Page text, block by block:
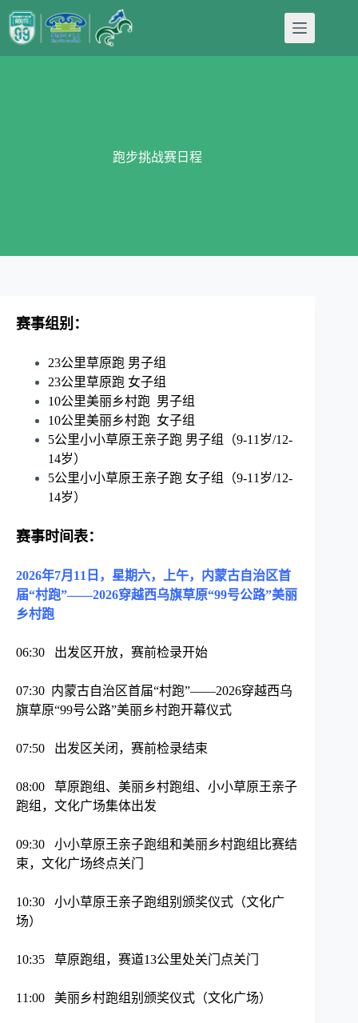
跳
至
跑步挑战赛日程
赛事组别：
23公里草原跑 男子组
23公里草原跑 女子组
10公里美丽乡村跑 男子组
10公里美丽乡村跑 女子组
5公里小小草原王亲子跑 男子组（9-11岁/12-
14岁）
5公里小小草原王亲子跑 女子组（9-11岁/12-
14岁）
赛事时间表：
2026年7月11日，星期六，上午，内蒙古自治区首
届“村跑”——2026穿越西乌旗草原“99号公路”美丽
乡村跑
06:30 出发区开放，赛前检录开始
07:30 内蒙古自治区首届“村跑”——2026穿越西乌
旗草原“99号公路”美丽乡村跑开幕仪式
07:50 出发区关闭，赛前检录结束
08:00 草原跑组、美丽乡村跑组、小小草原王亲子
跑组，文化广场集体出发
09:30 小小草原王亲子跑组和美丽乡村跑组比赛结
束，文化广场终点关门
10:30 小小草原王亲子跑组别颁奖仪式（文化广
场）
10:35 草原跑组，赛道13公里处关门点关门
11:00 美丽乡村跑组别颁奖仪式（文化广场）